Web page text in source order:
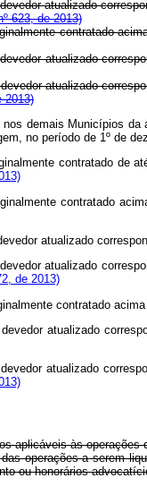
atualizado
623, de 2013)
contratado
atualizado
atualizado
2013)
nos demais Municípios
no período de 1º de
contratado de
contratado
atualizado
atualizado
de 2013)
contratado
atualizado
atualizado
aplicáveis às
operações a serem
ou honorários